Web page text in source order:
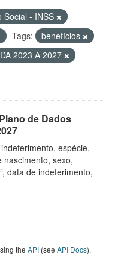
Social - INSS
Tags:
benefícios
2023 A 2027
de Dados
espécie,
nascimento, sexo,
data de indeferimento,
the API (see API Docs).